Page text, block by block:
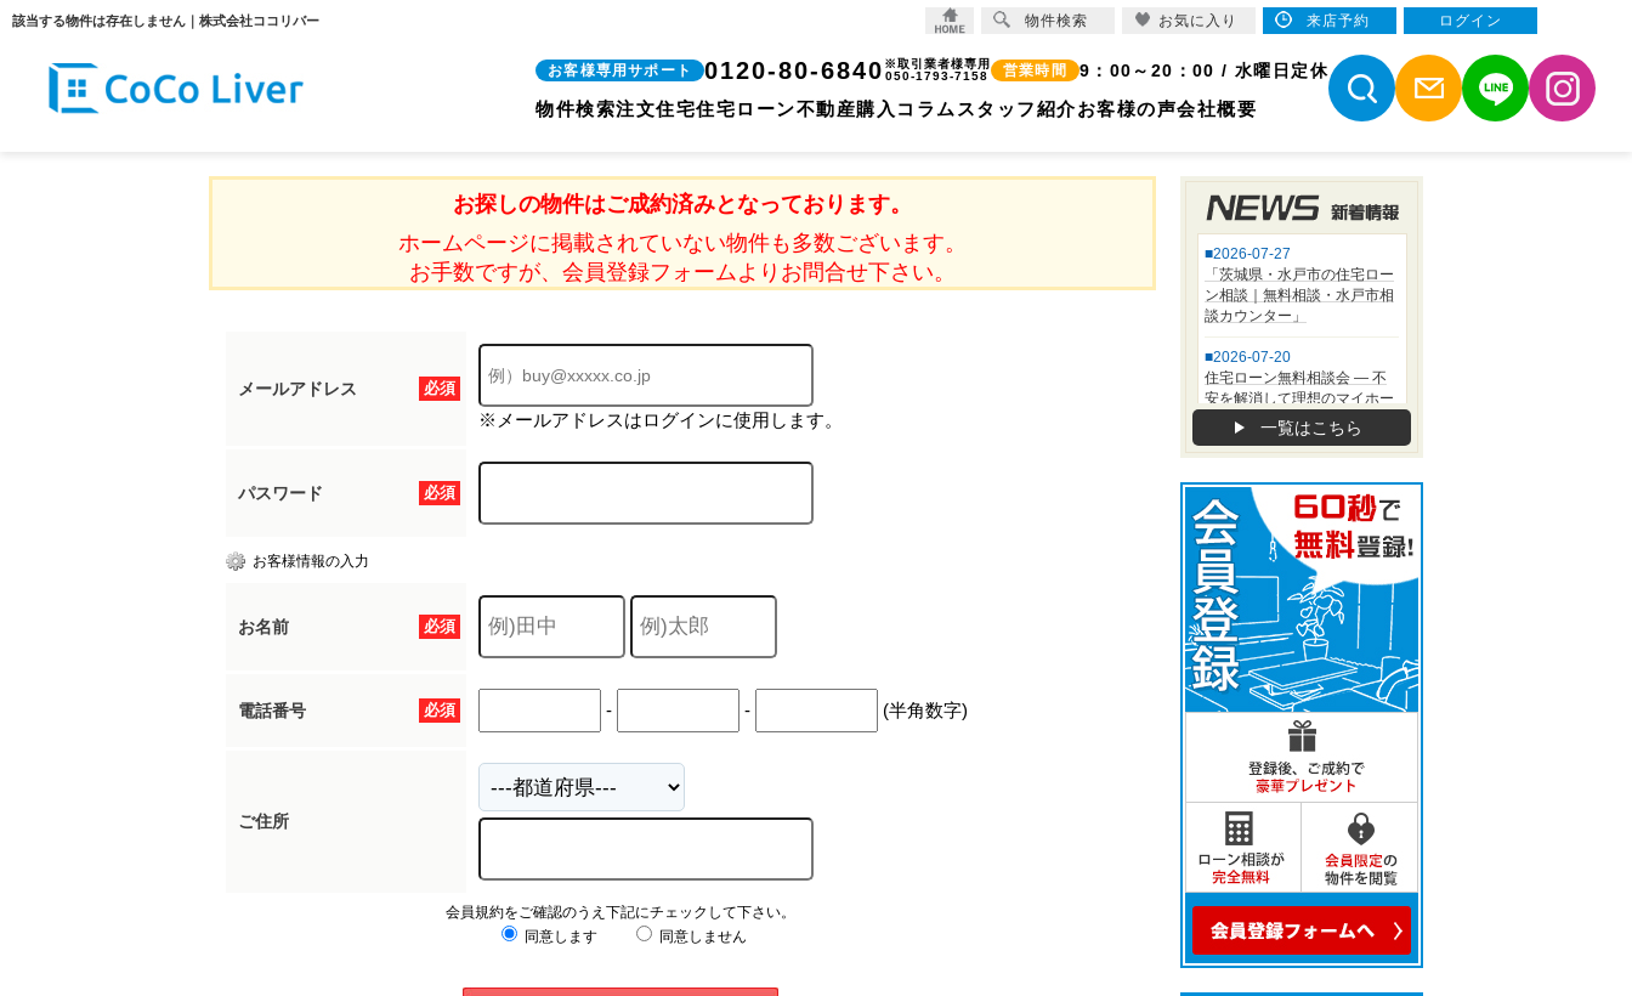
該当する物件は存在しません｜株式会社ココリバー
お客様専用サポート 0120-80-6840 ※取引業者様専用
050-1793-7158
営業時間 9：00～20：00 / 水曜日定休
物件検索注文住宅住宅ローン不動産購入コラム スタッフ紹介お客様の声会社概要
お探しの物件はご成約済みとなっております。
ホームページに掲載されていない物件も多数ございます。
お手数ですが、会員登録フォームよりお問合せ下さい。
必須
メールアドレス
※メールアドレスはログインに使用します。
必須
パスワード
お客様情報の入力
必須
お名前
必須
電話番号 - - (半角数字)
ご住所
会員規約をご確認のうえ下記にチェックして下さい。
同意します
同意しません
一覧はこちら
物件検索 お気に入り 来店予約 ログイン